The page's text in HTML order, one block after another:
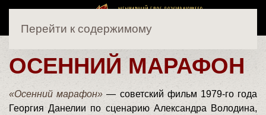
Перейти к содержимому
ОСЕННИЙ МАРАФОН
«Осенний марафон» — советский фильм 1979-го года
Георгия Данелии по сценарию Александра Володина,